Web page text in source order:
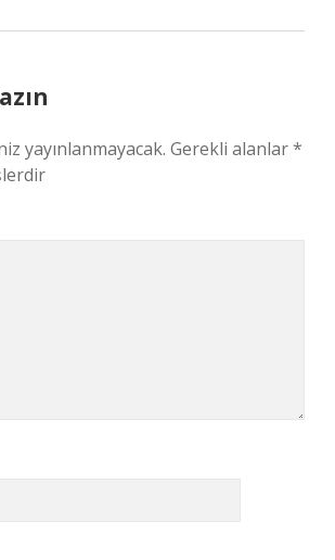
yayınlanmayacak. Gerekli alanlar*